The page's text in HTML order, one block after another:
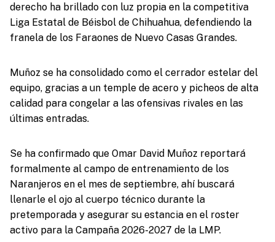
derecho ha brillado con luz propia en la competitiva
Liga Estatal de Béisbol de Chihuahua, defendiendo la
franela de los Faraones de Nuevo Casas Grandes.
Muñoz se ha consolidado como el cerrador estelar del
equipo, gracias a un temple de acero y picheos de alta
calidad para congelar a las ofensivas rivales en las
últimas entradas.
Se ha confirmado que Omar David Muñoz reportará
formalmente al campo de entrenamiento de los
Naranjeros en el mes de septiembre, ahí buscará
llenarle el ojo al cuerpo técnico durante la
pretemporada y asegurar su estancia en el roster
activo para la Campaña 2026-2027 de la LMP.